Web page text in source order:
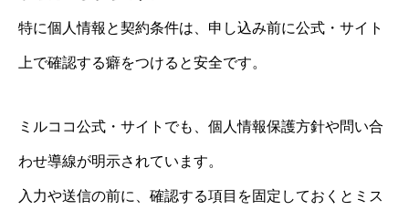
特に個人情報と契約条件は、申し込み前に公式・サイト
上で確認する癖をつけると安全です。
ミルココ公式・サイトでも、個人情報保護方針や問い合
わせ導線が明示されています。
入力や送信の前に、確認する項目を固定しておくとミス